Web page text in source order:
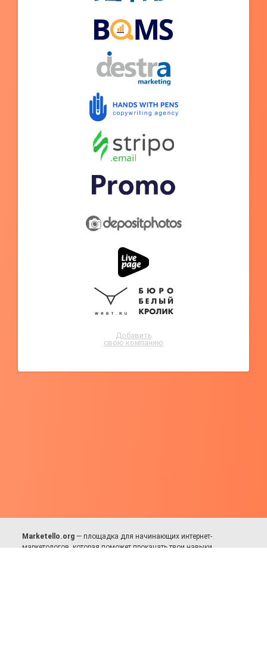
Добавить
свою компанию
Marketello.org — площадка для начинающих интернет-
маркетологов, которая поможет прокачать твои навыки.